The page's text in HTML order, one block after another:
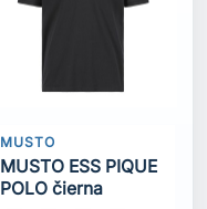
MUSTO
MUSTO ESS PIQUE
POLO čierna